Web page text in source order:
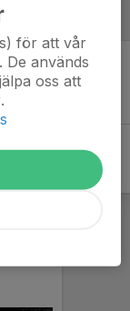
för att vår
används
oss att